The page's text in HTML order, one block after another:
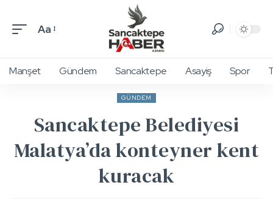
Aa
Manşet Gündem Sancaktepe Asayiş Spor
GÜNDEM
Sancaktepe Belediyesi
Malatya’da konteyner kent
kuracak